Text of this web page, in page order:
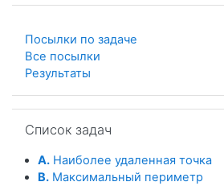
Посылки по задаче
Все посылки
Результаты
Список задач
A. Наиболее удаленная точка
B. Максимальный периметр